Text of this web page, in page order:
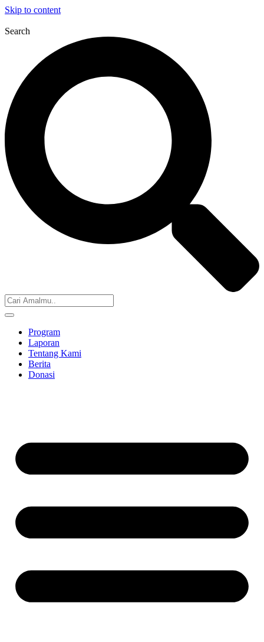
Skip to content
Search
Program
Laporan
Tentang Kami
Berita
Donasi